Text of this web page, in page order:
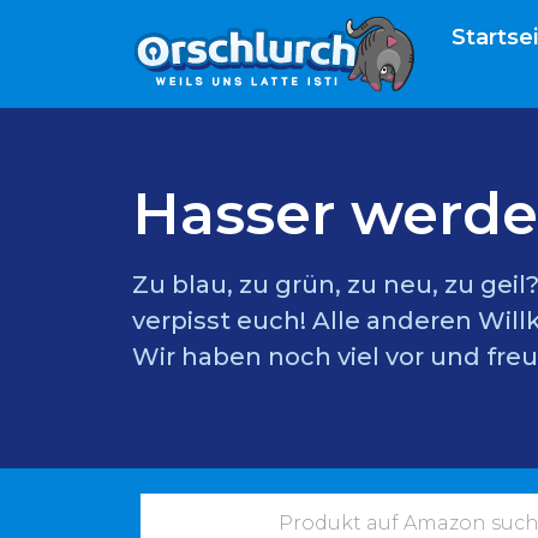
Hasser
Zu blau, zu grün, zu neu, zu
verpisst euch! Alle anderen
Wir haben noch viel vor und